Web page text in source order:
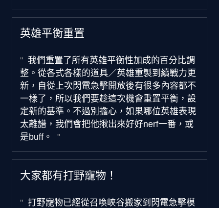
英雄平衡重置
我們重置了所有英雄平衡性加成的百分比調
整。從各式各樣的道具／英雄重製到續戰力更
新，自從上次閃電急擊開放後有很多內容都不
一樣了，所以我們要趁這次機會重置平衡，設
定新的基準。不過別擔心，如果哪位英雄表現
太離譜，我們會把他揪出來好好nerf一番，或
是buff。
大家都有打野寵物！
打野寵物已經從召喚峽谷搬家到閃電急擊模